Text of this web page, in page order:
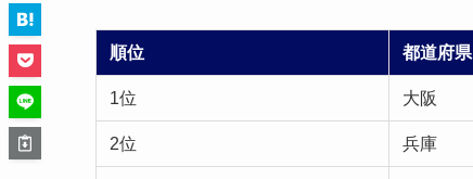
順位 都道府県
1位 大阪
2位 兵庫